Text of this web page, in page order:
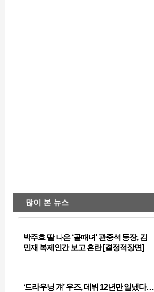
많이 본 뉴스
박주호 딸 나은 ‘골때녀’ 관중석 등장, 김
민재 복제인간 보고 혼란 [결정적장면]
‘드라우닝 걔’ 우즈, 데뷔 12년만 일냈다…